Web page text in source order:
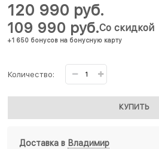
109 990 руб.
+1 650 бонусов на бонусную карту
Со скидкой
120 990 руб.
Количество:
КУПИТЬ
Доставка в Владимир